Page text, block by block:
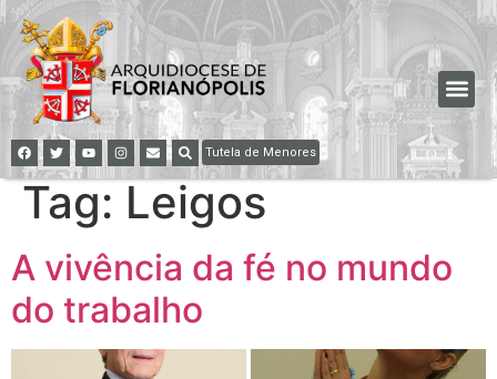
Tutela de Menores
Tag: Leigos
A vivência da fé no mundo
do trabalho